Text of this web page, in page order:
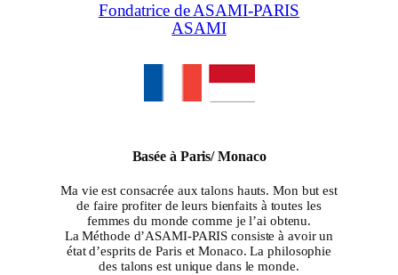
Fondatrice de ASAMI-PARIS
ASAMI
Basée à Paris/ Monaco
Ma vie est consacrée aux talons hauts. Mon but est
de faire profiter de leurs bienfaits à toutes les
femmes du monde comme je l’ai obtenu.
La Méthode d’ASAMI-PARIS consiste à avoir un
état d’esprits de Paris et Monaco. La philosophie
des talons est unique dans le monde.